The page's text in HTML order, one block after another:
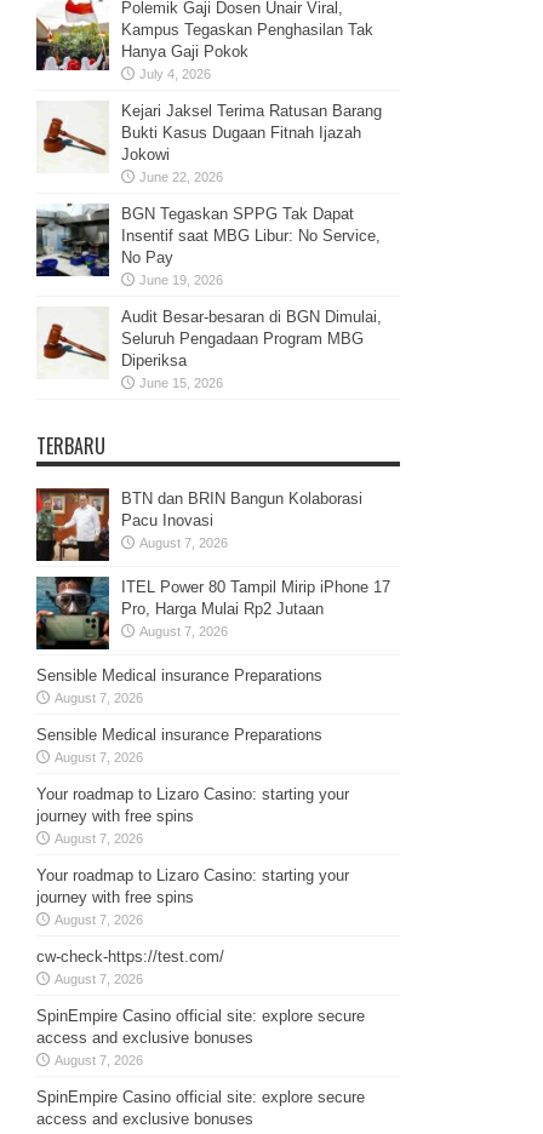
Polemik Gaji Dosen Unair Viral,
Kampus Tegaskan Penghasilan Tak
Hanya Gaji Pokok
July 4, 2026
Kejari Jaksel Terima Ratusan Barang
Bukti Kasus Dugaan Fitnah Ijazah
Jokowi
June 22, 2026
BGN Tegaskan SPPG Tak Dapat
Insentif saat MBG Libur: No Service,
No Pay
June 19, 2026
Audit Besar-besaran di BGN Dimulai,
Seluruh Pengadaan Program MBG
Diperiksa
June 15, 2026
TERBARU
BTN dan BRIN Bangun Kolaborasi
Pacu Inovasi
August 7, 2026
ITEL Power 80 Tampil Mirip iPhone 17
Pro, Harga Mulai Rp2 Jutaan
August 7, 2026
Sensible Medical insurance Preparations
August 7, 2026
Sensible Medical insurance Preparations
August 7, 2026
Your roadmap to Lizaro Casino: starting your
journey with free spins
August 7, 2026
Your roadmap to Lizaro Casino: starting your
journey with free spins
August 7, 2026
cw-check-https://test.com/
August 7, 2026
SpinEmpire Casino official site: explore secure
access and exclusive bonuses
August 7, 2026
SpinEmpire Casino official site: explore secure
access and exclusive bonuses